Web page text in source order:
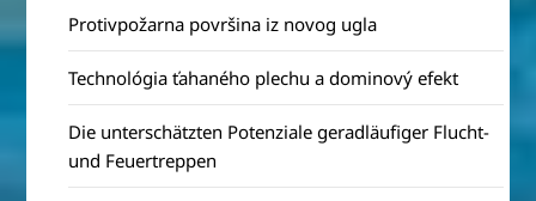
Protivpožarna površina iz novog ugla
Technológia ťahaného plechu a dominový efekt
Die unterschätzten Potenziale geradläufiger Flucht-
und Feuertreppen